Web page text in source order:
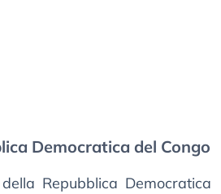
Democratica del Congo
Repubblica Democratica